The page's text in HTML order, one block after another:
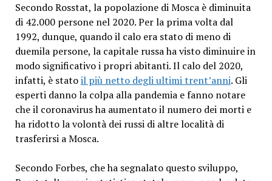
Secondo Rosstat, la popolazione di Mosca è diminuita
di 42.000 persone nel 2020. Per la prima volta dal
1992, dunque, quando il calo era stato di meno di
duemila persone, la capitale russa ha visto diminuire in
modo significativo i propri abitanti. Il calo del 2020,
infatti, è statoil più netto degli ultimi trent’anni. Gli
esperti danno la colpa alla pandemia e fanno notare
che il coronavirus ha aumentato il numero dei morti e
ha ridotto la volontà dei russi di altre località di
trasferirsi a Mosca.
Secondo Forbes, che ha segnalato questo sviluppo,